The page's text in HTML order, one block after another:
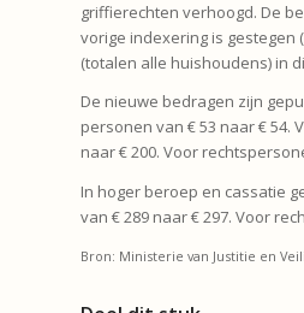
griffierechten verhoogd. De
vorige indexering is gestegen
(totalen alle huishoudens) in
De nieuwe bedragen zijn
personen van € 53 naar €
naar € 200. Voor
In hoger beroep en cassatie
van € 289 naar € 297. Voor
Bron: Ministerie van Justitie en